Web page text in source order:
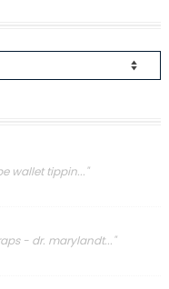
wallet tippin..."
- dr. marylandt..."